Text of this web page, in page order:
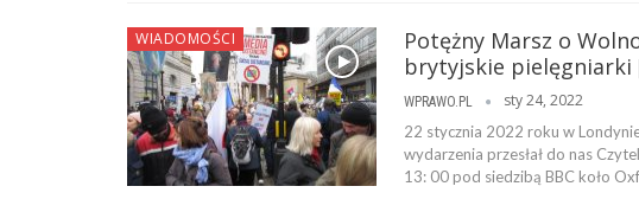
WIADOMOŚCI
Potężny Marsz o
brytyjskie pielęgniarki
WPRAWO.PL sty 24, 2022
22 stycznia 2022 roku w
wydarzenia przesłał do nas
13: 00 pod siedzibą BBC koło